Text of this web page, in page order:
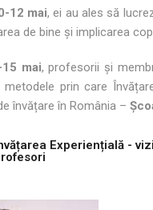
12 mai, ei au ales să
de bine și implicarea
mai, profesorii și
prin care
învățare în România –
Experiențială -